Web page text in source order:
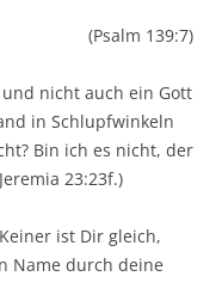
(Psalm 139:7)
nicht auch ein Gott
in Schlupfwinkeln
Bin ich es nicht, der
23:23f.)
ist Dir gleich,
Name durch deine